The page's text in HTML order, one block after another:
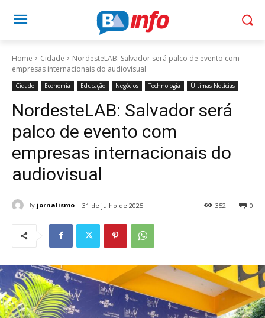
Home Cidade
NordesteLAB: Salvador será palco de evento com
empresas internacionais do audiovisual
Cidade Economia Educação Negócios Technologia Últimas Notícias
NordesteLAB: Salvador será
palco de evento com
empresas internacionais do
audiovisual
By jornalismo 31 de julho de 2025 0
352